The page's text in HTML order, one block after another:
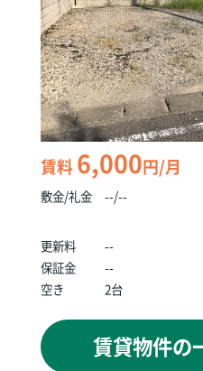
賃料6,000円/月
敷金/礼金 --/--
更新料
--
保証金
--
空き
2台
賃貸物件の